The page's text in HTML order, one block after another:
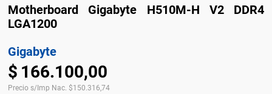
Motherboard Gigabyte H510M-H V2 DDR4
LGA1200
Gigabyte
$ 166.100,00
Precio s/Imp Nac. $150.316,74